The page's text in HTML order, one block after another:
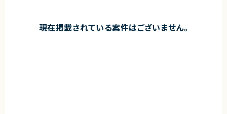
現在掲載されている案件はございません。